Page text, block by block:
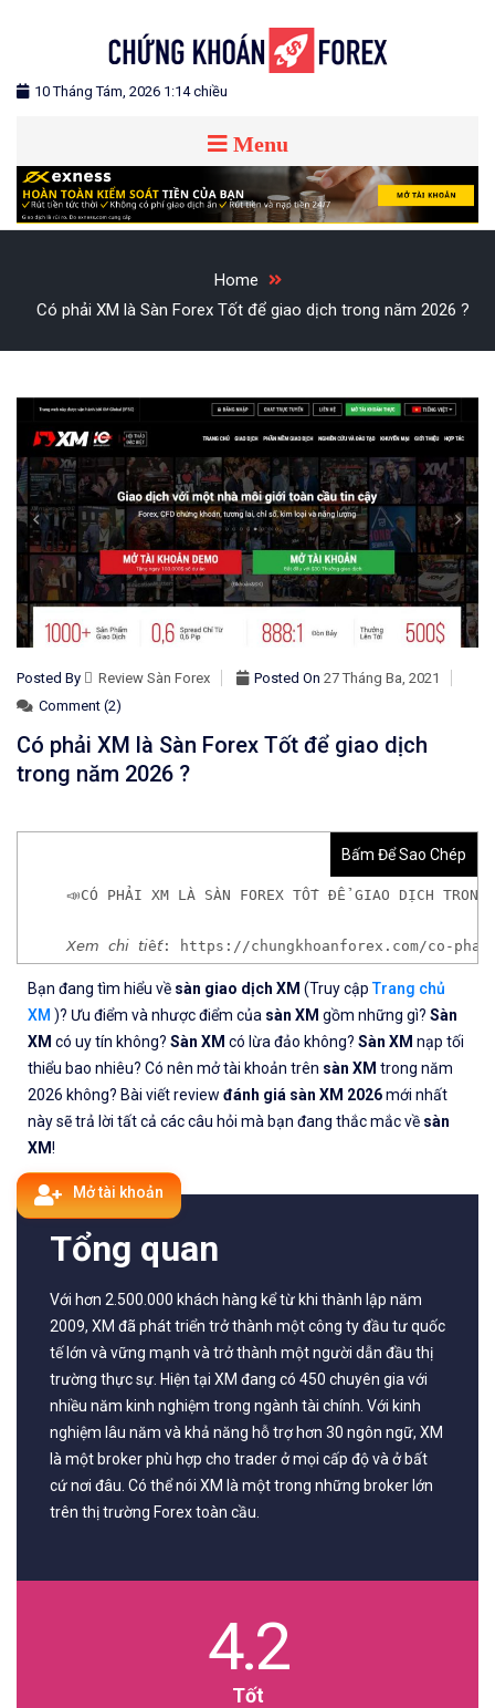
CHỨNG KHOÁN FOREX
Blog chia sẻ về Chứng Khoán và Forex
10 Tháng Tám, 2026 1:14 chiều
Menu
Home
Có phải XM là Sàn Forex Tốt để giao dịch trong năm 2026 ?
Posted By Review Sàn Forex Posted On 27 Tháng Ba, 2021
Comment (2)
Có phải XM là Sàn Forex Tốt để giao dịch
trong năm 2026 ?
Bấm Để Sao Chép
📣CÓ PHẢI XM LÀ SÀN FOREX TỐT ĐỂ GIAO DỊCH
𝘟𝘦𝘮 𝘤𝘩𝘪 𝘵𝘪ế𝘵: https://chungkhoanforex.com/co-
✨🏆𝐌ở 𝐭à𝐢 𝐤𝐡𝐨ả𝐧 𝐠𝐢𝐚𝐨 𝐝ị𝐜𝐡 𝐭ạ𝐢 𝐜á𝐜 𝐬à𝐧 𝐭ố𝐭 𝐧𝐡ấ𝐭 𝐭𝐡ế
✅𝘔ở 𝘵à𝘪 𝘬𝘩𝘰ả𝘯 𝘵𝘳ê𝘯 𝘴à𝘯 𝘧𝘰𝘳𝘦𝘹 𝘌𝘹𝘯𝘦𝘴𝘴 𝘜𝘺 𝘛í𝘯 𝘷à
✅𝘔ở 𝘵à𝘪 𝘬𝘩𝘰ả𝘯 𝘵𝘳ê𝘯 𝘴à𝘯 𝘐𝘊𝘔𝘢𝘳𝘬𝘦𝘵𝘴 𝘯ổ𝘪 𝘵𝘪ế𝘯𝘨
🔗https://chungkhoanforex.com/co-phai-xm-la-
😘Cảm ơn bạn đã xem thông tin😘🍀🤗Chúc bạn
#icmarkets #binance #exness #taichinh #dautu
Bạn đang tìm hiểu về sàn giao dịch XM (Truy cậpTrang chủ
XM )? Ưu điểm và nhược điểm của sàn XM gồm những gì? Sàn
XM có uy tín không? Sàn XM có lừa đảo không? Sàn XM nạp tối
thiểu bao nhiêu? Có nên mở tài khoản trên sàn XM trong năm
2026 không? Bài viết review đánh giá sàn XM 2026mới nhất
này sẽ trả lời tất cả các câu hỏi mà bạn đang thắc mắc về sàn
XM!
Mở tài khoản
Tổng quan
Với hơn 2.500.000 khách hàng kể từ khi thành lập năm
2009, XM đã phát triển trở thành một công ty đầu tư quốc
tế lớn và vững mạnh và trở thành một người dẫn đầu thị
trường thực sự. Hiện tại XM đang có 450 chuyên gia với
nhiều năm kinh nghiệm trong ngành tài chính. Với kinh
nghiệm lâu năm và khả năng hỗ trợ hơn 30 ngôn ngữ, XM
là một broker phù hợp cho trader ở mọi cấp độ và ở bất
cứ nơi đâu. Có thể nói XM là một trong những broker lớn
trên thị trường Forex toàn cầu.
4.2
Tốt